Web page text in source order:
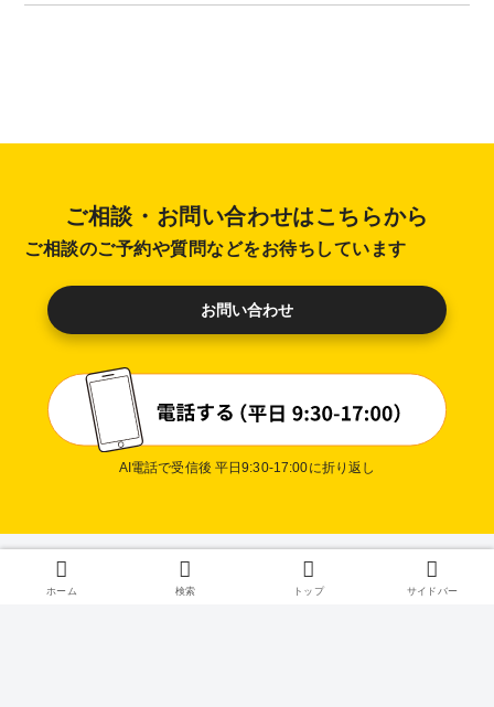
ご相談・お問い合わせはこちらから
ご相談のご予約や質問などをお待ちしています
お問い合わせ
AI電話で受信後 平日9:30-17:00に折り返し
プライバシー
ホーム 検索 トップ サイドバー